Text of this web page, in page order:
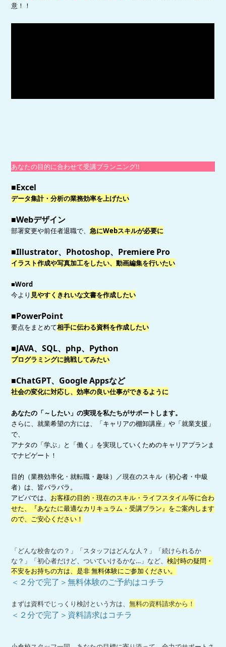
意！！
あなたの目的に合わせて受講プランニング!!
■Excel
データ集計・分析の業務効率を上げたい
■Webデザイン
部署変更や前任者退職で、急にWebスキルが必要に
■Illustrator、Photoshop、Premiere Pro
イラスト作成や写真加工をしたい、動画編集を行いたい
■Word
今より 見やすくきれいな文書を作成したい
■PowerPoint
要点をまとめて相手に伝わる資料を作成したい
■JAVA、SQL、php、Python
プログラミングに挑戦してみたい
■ChatGPT、Google Appsなど
社会の変化に対応し、効率の良い仕事ができるように
あなたの「～したい」の実現を私たちがサポートします。
さらに、就業希望の方には、「キャリアの棚卸講座」や「就業支援」
で、
アナタの「学ぶ」と「働く」を実現していくためのキャリアプランま
でナビゲート！
目的（業務効率化・就転職・趣味）／現在のスキル（初心者・中級
者）は、皆バラバラ。
アビバでは、 お客様の目的・現在のスキル・ライフスタイル等に合わ
せた、『あなたに最適なカリキュラム・受講プラン』をご案内します
ので、ご安心ください！
「どんな校舎なの？」「スタッフはどんな人？」「続けられるか
な？」「初心者だけど、ついていけるかな…」など、検討時の疑問・
不安をお持ちの方は、是非 無料体験にご参加ください。
＜２分で完了＞無料体験のご予約はコチラ
まずは資料でじっくり検討という方は、無料の資料請求から！
＜２分で完了＞資料請求はコチラ